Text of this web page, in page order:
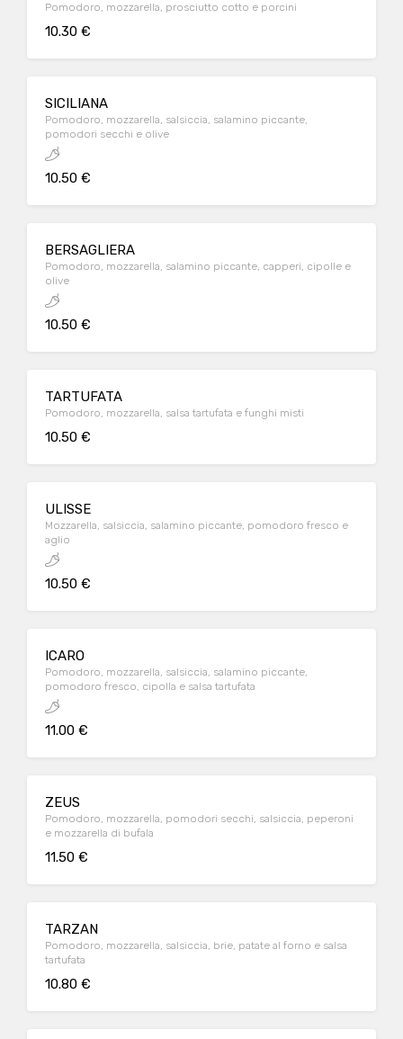
Pomodoro, mozzarella, prosciutto cotto e porcini
10.30 €
SICILIANA
Pomodoro, mozzarella, salsiccia, salamino piccante,
pomodori secchi e olive
10.50 €
BERSAGLIERA
Pomodoro, mozzarella, salamino piccante, capperi, cipolle e
olive
10.50 €
TARTUFATA
Pomodoro, mozzarella, salsa tartufata e funghi misti
10.50 €
ULISSE
Mozzarella, salsiccia, salamino piccante, pomodoro fresco e
aglio
10.50 €
ICARO
Pomodoro, mozzarella, salsiccia, salamino piccante,
pomodoro fresco, cipolla e salsa tartufata
11.00 €
ZEUS
Pomodoro, mozzarella, pomodori secchi, salsiccia, peperoni
e mozzarella di bufala
11.50 €
TARZAN
Pomodoro, mozzarella, salsiccia, brie, patate al forno e salsa
tartufata
10.80 €